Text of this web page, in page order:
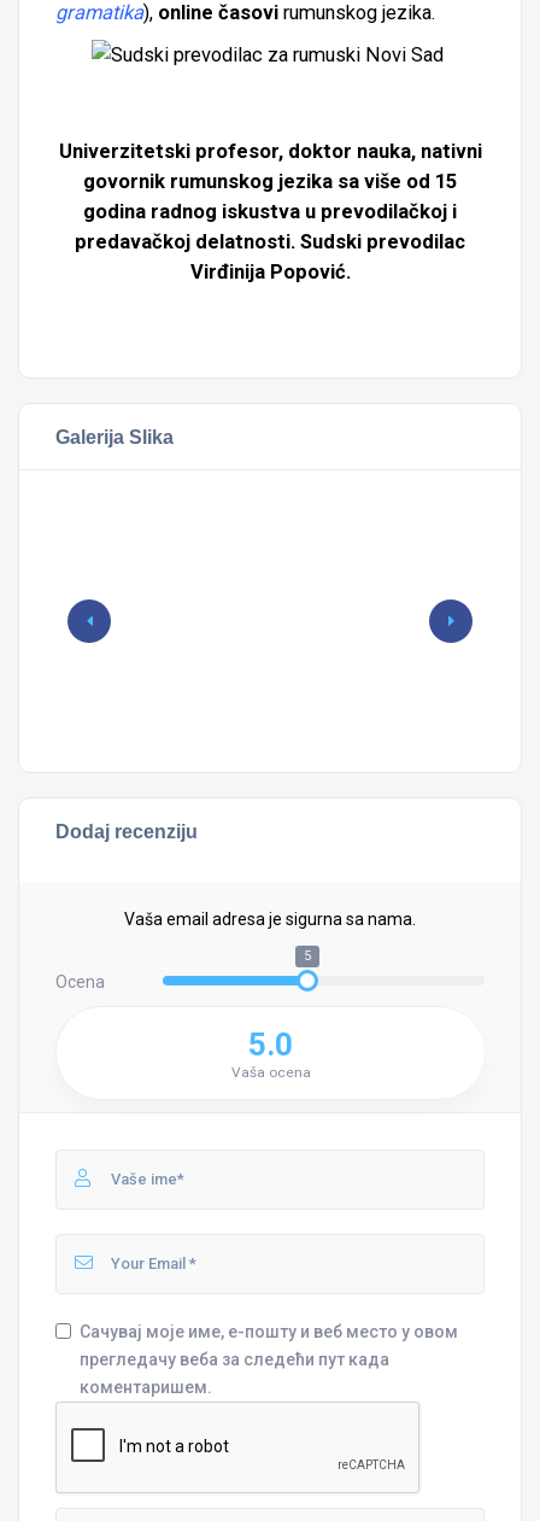
gramatika), online časovi rumunskog jezika.
Univerzitetski profesor, doktor nauka, nativni
govornik rumunskog jezika sa više od 15
godina radnog iskustva u prevodilačkoj i
predavačkoj delatnosti. Sudski prevodilac
Virđinija Popović.
Galerija Slika
Dodaj recenziju
Vaša email adresa je sigurna sa nama.
Ocena
5
5.0
Vaša ocena
Сачувај моје име, е-пошту и веб место у овом
прегледачу веба за следећи пут када
коментаришем.